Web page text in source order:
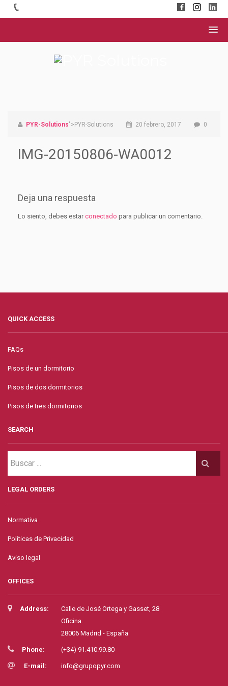
PYR-Solutions">PYR-Solutions 20 febrero, 2017 0
IMG-20150806-WA0012
Deja una respuesta
Lo siento, debes estarconectado para publicar un comentario.
QUICK ACCESS
FAQs
Pisos de un dormitorio
Pisos de dos dormitorios
Pisos de tres dormitorios
SEARCH
LEGAL ORDERS
Normativa
Políticas de Privacidad
Aviso legal
OFFICES
Address:
Calle de José Ortega y Gasset, 28
Oficina.
28006 Madrid - España
Phone: (+34) 91.410.99.80
E-mail: info@grupopyr.com